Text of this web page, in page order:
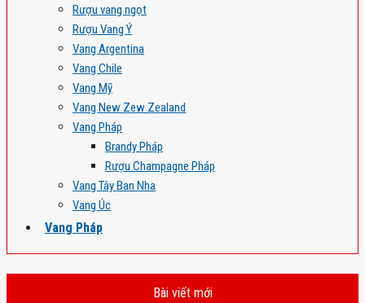
Rượu vang ngọt
Rượu Vang Ý
Vang Argentina
Vang Chile
Vang Mỹ
Vang New Zew Zealand
Vang Pháp
Brandy Pháp
Rượu Champagne Pháp
Vang Tây Ban Nha
Vang Úc
Vang Pháp
Bài viết mới